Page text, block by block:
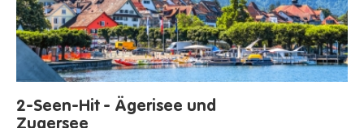
2-Seen-Hit - Ägerisee und
Zugersee